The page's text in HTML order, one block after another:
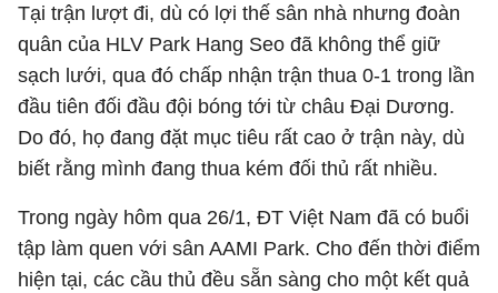
Tại trận lượt đi, dù có lợi thế sân nhà nhưng đoàn
quân của HLV Park Hang Seo đã không thể giữ
sạch lưới, qua đó chấp nhận trận thua 0-1 trong lần
đầu tiên đối đầu đội bóng tới từ châu Đại Dương.
Do đó, họ đang đặt mục tiêu rất cao ở trận này, dù
biết rằng mình đang thua kém đối thủ rất nhiều.
Trong ngày hôm qua 26/1, ĐT Việt Nam đã có buổi
tập làm quen với sân AAMI Park. Cho đến thời điểm
hiện tại, các cầu thủ đều sẵn sàng cho một kết quả